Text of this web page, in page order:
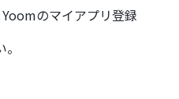
のマイアプリ登録